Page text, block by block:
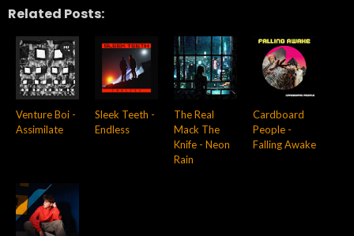
Related Posts:
Venture Boi -
Assimilate
Sleek Teeth -
Endless
The Real
Mack The
Knife - Neon
Rain
Cardboard
People -
Falling Awake